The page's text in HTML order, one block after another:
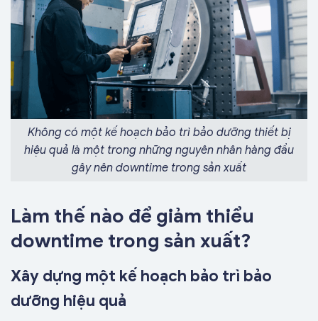
Không có một kế hoạch bảo trì bảo dưỡng thiết bị
hiệu quả là một trong những nguyên nhân hàng đầu
gây nên downtime trong sản xuất
Làm thế nào để giảm thiểu
downtime trong sản xuất?
Xây dựng một kế hoạch bảo trì bảo
dưỡng hiệu quả